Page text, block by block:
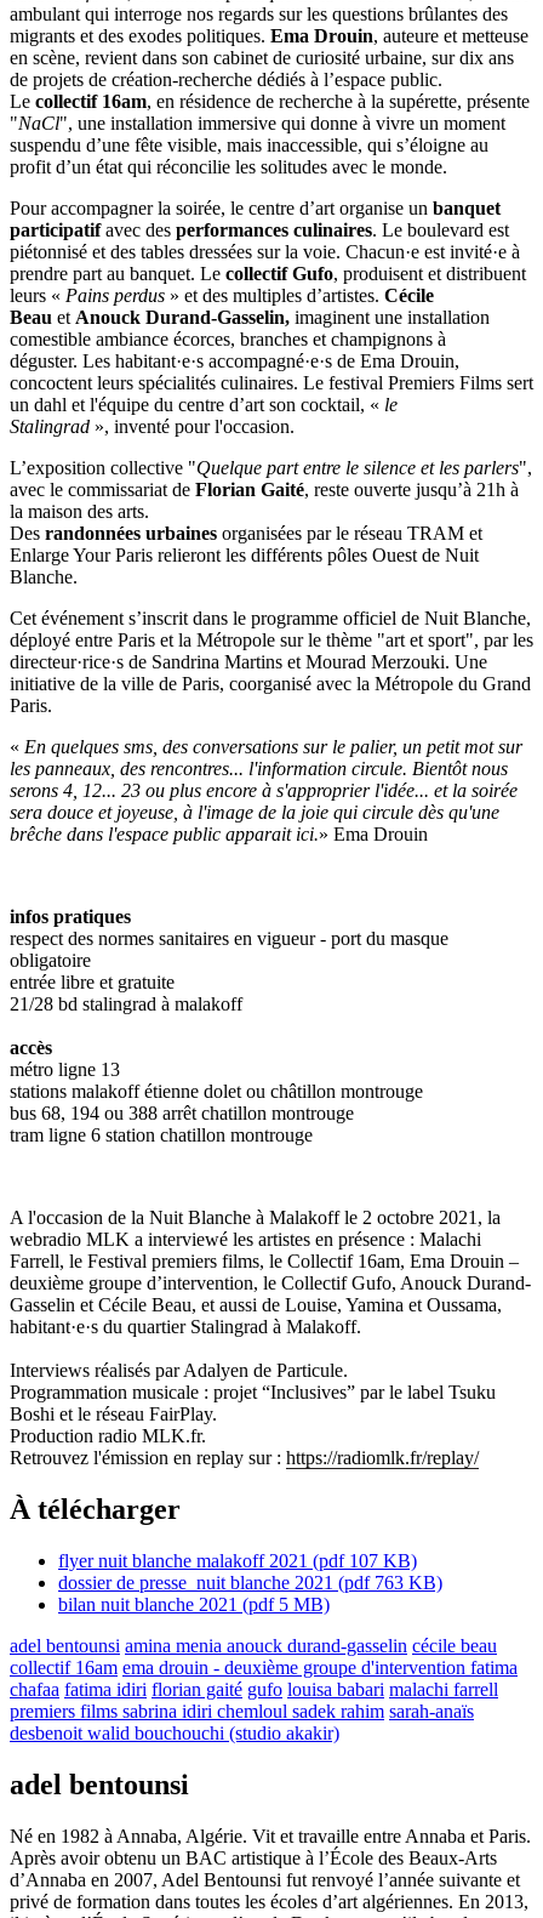
ambulant qui interroge nos regards sur les questions brûlantes des
migrants et des exodes politiques. Ema Drouin, auteure et metteuse
en scène, revient dans son cabinet de curiosité urbaine, sur dix ans
de projets de création-recherche dédiés à l’espace public.
Le collectif 16am, en résidence de recherche à la supérette, présente
"NaCl", une installation immersive qui donne à vivre un moment
suspendu d’une fête visible, mais inaccessible, qui s’éloigne au
profit d’un état qui réconcilie les solitudes avec le monde.
Pour accompagner la soirée, le centre d’art organise un banquet
participatifavec des performances culinaires. Le boulevard est
piétonnisé et des tables dressées sur la voie. Chacun·e est invité·e à
prendre part au banquet. Le collectif Gufo, produisent et distribuent
leurs « Pains perdus » et des multiples d’artistes. Cécile
Beau et Anouck Durand-Gasselin, imaginent une installation
comestible ambiance écorces, branches et champignons à
déguster. Les habitant·e·s accompagné·e·s de Ema Drouin,
concoctent leurs spécialités culinaires. Le festival Premiers Films sert
un dahl et l'équipe du centre d’art son cocktail, « le
Stalingrad », inventé pour l'occasion.
L’exposition collective "Quelque part entre le silence et les parlers",
avec le commissariat de Florian Gaité, reste ouverte jusqu’à 21h à
la maison des arts.
Des randonnées urbaines organisées par le réseau TRAM et
Enlarge Your Paris relieront les différents pôles Ouest de Nuit
Blanche.
Cet événement s’inscrit dans le programme officiel de Nuit Blanche,
déployé entre Paris et la Métropole sur le thème "art et sport", par les
directeur·rice·s de Sandrina Martins et Mourad Merzouki. Une
initiative de la ville de Paris, coorganisé avec la Métropole du Grand
Paris.
« En quelques sms, des conversations sur le palier, un petit mot sur
les panneaux, des rencontres... l'information circule. Bientôt nous
serons 4, 12... 23 ou plus encore à s'approprier l'idée... et la soirée
sera douce et joyeuse, à l'image de la joie qui circule dès qu'une
brêche dans l'espace public apparait ici.» Ema Drouin
infos pratiques
respect des normes sanitaires en vigueur - port du masque
obligatoire
entrée libre et gratuite
21/28 bd stalingrad à malakoff
accès
métro ligne 13
stations malakoff étienne dolet ou châtillon montrouge
bus 68, 194 ou 388 arrêt chatillon montrouge
tram ligne 6 station chatillon montrouge
A l'occasion de la Nuit Blanche à Malakoff le 2 octobre 2021, la
webradio MLK a interviewé les artistes en présence : Malachi
Farrell, le Festival premiers films, le Collectif 16am, Ema Drouin –
deuxième groupe d’intervention, le Collectif Gufo, Anouck Durand-
Gasselin et Cécile Beau, et aussi de Louise, Yamina et Oussama,
habitant·e·s du quartier Stalingrad à Malakoff.
Interviews réalisés par Adalyen de Particule.
Programmation musicale : projet “Inclusives” par le label Tsuku
Boshi et le réseau FairPlay.
Production radio MLK.fr.
Retrouvez l'émission en replay sur : https://radiomlk.fr/replay/
À télécharger
flyer nuit blanche malakoff 2021 (pdf 107 KB)
dossier de presse_nuit blanche 2021 (pdf 763 KB)
bilan nuit blanche 2021 (pdf 5 MB)
adel bentounsi amina menia anouck durand-gasselin cécile beau
collectif 16am ema drouin - deuxième groupe d'intervention fatima
chafaa fatima idiri florian gaité gufo louisa babari malachi farrell
premiers films sabrina idiri chemloul sadek rahim sarah-anaïs
desbenoit walid bouchouchi (studio akakir)
adel bentounsi
Né en 1982 à Annaba, Algérie. Vit et travaille entre Annaba et Paris.
Après avoir obtenu un BAC artistique à l’École des Beaux-Arts
d’Annaba en 2007, Adel Bentounsi fut renvoyé l’année suivante et
privé de formation dans toutes les écoles d’art algériennes. En 2013,